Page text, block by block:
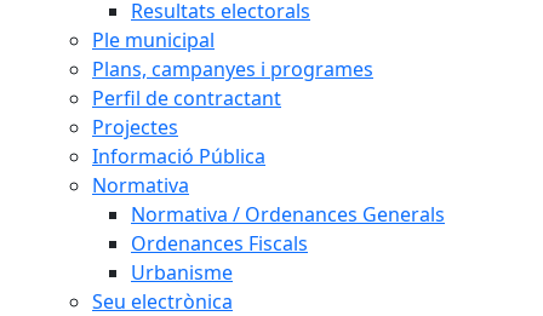
Resultats electorals
Ple municipal
Plans, campanyes i programes
Perfil de contractant
Projectes
Informació Pública
Normativa
Normativa / Ordenances Generals
Ordenances Fiscals
Urbanisme
Seu electrònica